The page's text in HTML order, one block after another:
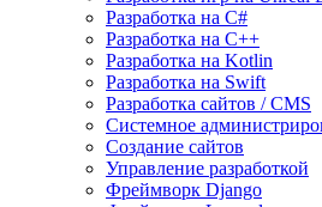
Разработка на C#
Разработка на C++
Разработка на Kotlin
Разработка на Swift
Разработка сайтов / CMS
Системное
Создание сайтов
Управление разработкой
Фреймворк Django